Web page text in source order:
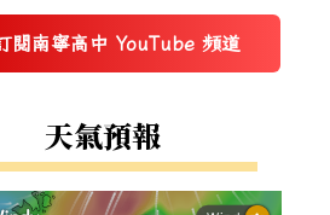
閱南寧高中 YouTube 頻道
(另開新視窗)
區域內容
天氣預報